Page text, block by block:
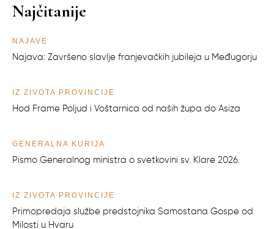
Najčitanije
NAJAVE
Najava: Završeno slavlje franjevačkih jubileja u Međugorju
IZ ŽIVOTA PROVINCIJE
Hod Frame Poljud i Voštarnica od naših župa do Asiza
GENERALNA KURIJA
Pismo Generalnog ministra o svetkovini sv. Klare 2026.
IZ ŽIVOTA PROVINCIJE
Primopredaja službe predstojnika Samostana Gospe od
Milosti u Hvaru